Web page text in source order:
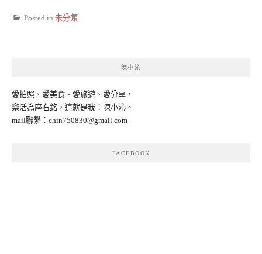
Posted in 未分類
陳小沁
愛拍照、愛美食、愛旅遊、愛分享，
樂活為座右銘，這就是我：陳小沁。
mail聯繫： chin750830@gmail.com
FACEBOOK